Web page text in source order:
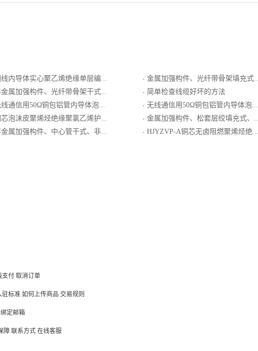
导体实心聚乙烯绝缘单层编织屏蔽外导体聚氯乙烯护套局用同轴电缆
强构件、光纤带骨架干式、聚乙烯护套、非金属加强材料铠装、阻燃聚烯烃护套通信用室外光缆
信用50Ω铜包铝管内导体泡沫聚乙烯绝缘环形皱纹铝管外导体聚乙烯护套同轴射频电缆
泡沫皮聚烯烃绝缘聚氯乙烯护套非屏蔽型局用对称电缆
加强构件、中心管干式、非金属纤维增强－聚乙烯粘结护层、防蚁护套通信用室外光缆
· 金属加强构件、光纤带骨架填充式、铝－聚乙烯粘结护套、纵包皱纹钢带铠装、防白蚁套通信用室外光缆
· 简单检查线缆好坏的方法
· 无线通信用50Ω铜包铝管内导体泡沫聚乙烯绝缘环形皱纹铝管外导体聚乙烯护套同轴射频电缆
· 金属加强构件、松套层绞填充式、铝－聚乙烯粘结护套、纵包皱纹钢带铠装、防蚁护套通信用室外光缆
· HJYZVP-A铜芯无卤阻燃聚烯烃绝缘聚氯乙烯护套屏蔽型局用对称电缆
支付 取消订单
驻标准 如何上传商品 交易规则
绑定邮箱
障 联系方式 在线客服